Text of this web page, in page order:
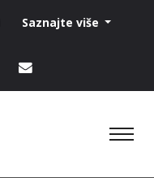
Saznajte više